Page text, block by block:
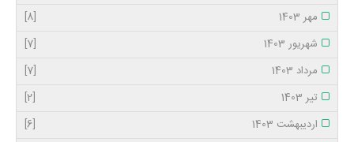
مهر 1403
[8]
شهریور 1403
[7]
مرداد 1403
[7]
تیر 1403
[2]
اردیبهشت 1403
[6]